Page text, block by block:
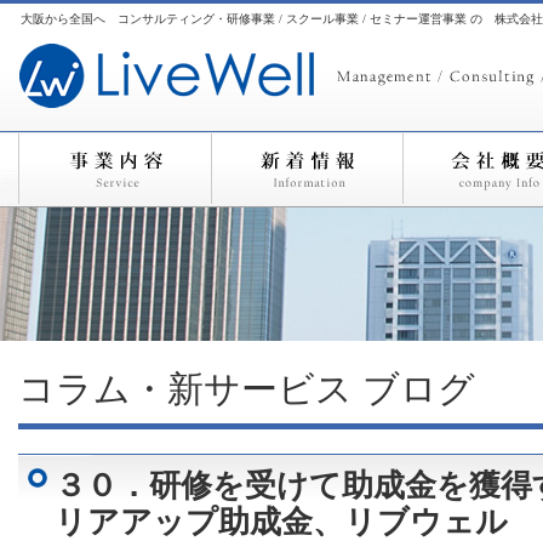
大阪から全国へ コンサルティング・研修事業 / スクール事業 / セミナー運営事業 の 株式会
コラム・新サービス ブログ
３０．研修を受けて助成金を獲
リアアップ助成金、リブウェル